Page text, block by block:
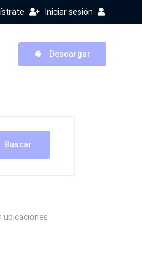
Iniciar sesión
Descargar
Buscar
ubicaciones